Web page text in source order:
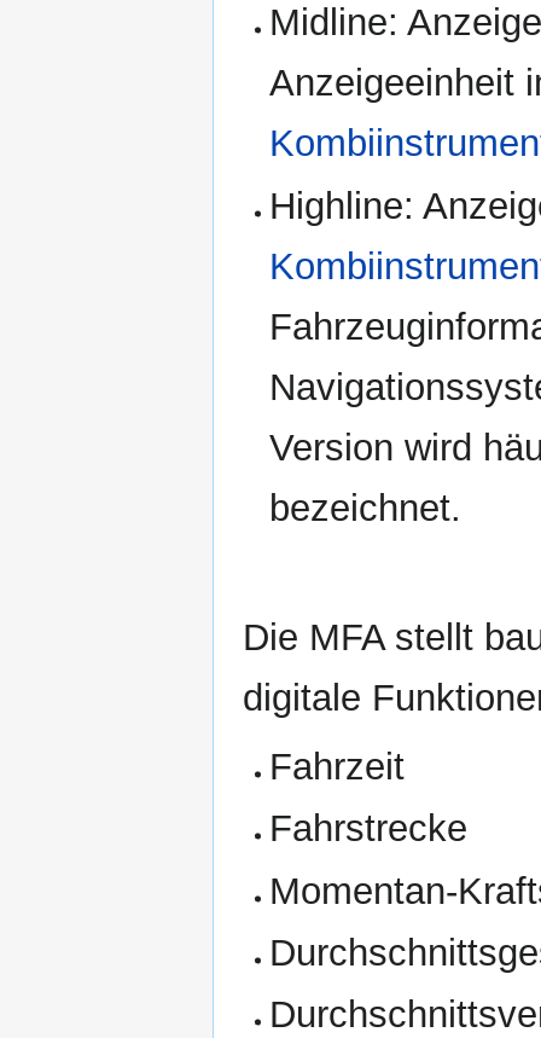
Midline:
Anzeigeeinheit
Highline:
Version wird
bezeichnet.
Die MFA stellt
digitale
Fahrzeit
Fahrstrecke
Momentan-